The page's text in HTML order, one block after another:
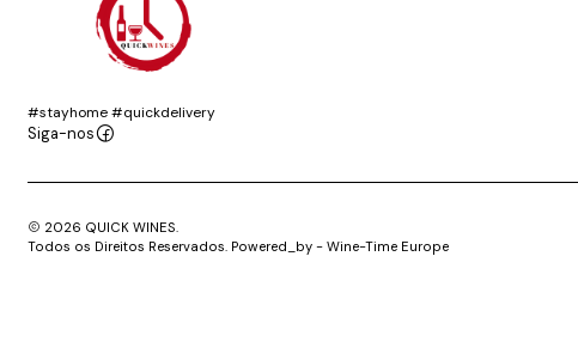
#stayhome #quickdelivery
Siga-nos
2026 QUICK WINES.
Todos os Direitos Reservados. Powered_by - Wine-Time Europe